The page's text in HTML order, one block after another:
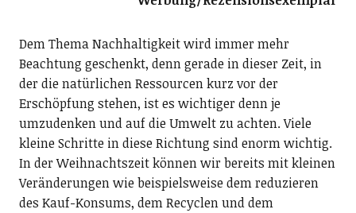
Dem Thema Nachhaltigkeit wird immer mehr
Beachtung geschenkt, denn gerade in dieser Zeit, in
der die natürlichen Ressourcen kurz vor der
Erschöpfung stehen, ist es wichtiger denn je
umzudenken und auf die Umwelt zu achten. Viele
kleine Schritte in diese Richtung sind enorm wichtig.
In der Weihnachtszeit können wir bereits mit kleinen
Veränderungen wie beispielsweise dem reduzieren
des Kauf-Konsums, dem Recyclen und dem